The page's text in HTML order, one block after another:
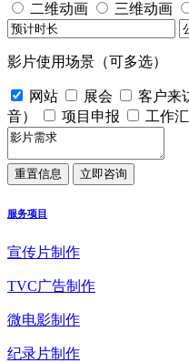
二维动画
三维动画
影片使用场景（可多选）
网站 展会 客户来
音）
项目申报 工作
服务项目
宣传片制作
TVC广告制作
微电影制作
纪录片制作